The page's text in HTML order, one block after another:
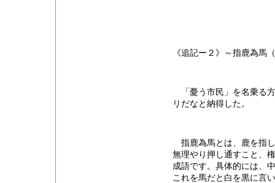
《追記ー２》～指鹿為馬
「憂う市民」を名乗る
リだなと納得した。
指鹿為馬とは、鹿を指
無理やり押し通すこと、
成語です。具体的には、
これを馬だと白を黒に言